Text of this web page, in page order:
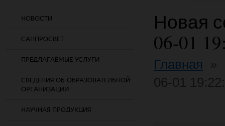
НОВОСТИ
САНПРОСВЕТ
ПРЕДЛАГАЕМЫЕ УСЛУГИ
СВЕДЕНИЯ ОБ ОБРАЗОВАТЕЛЬНОЙ
ОРГАНИЗАЦИИ
НАУЧНАЯ ПРОДУКЦИЯ
Новая
06-01
Главная